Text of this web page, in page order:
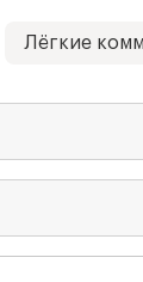
Лёгкие